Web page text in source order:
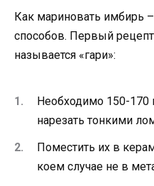
Как мариновать имбирь
способов. Первый
называется «гари»:
Необходимо 150-170
нарезать тонкими
Поместить их в
коем случае не в